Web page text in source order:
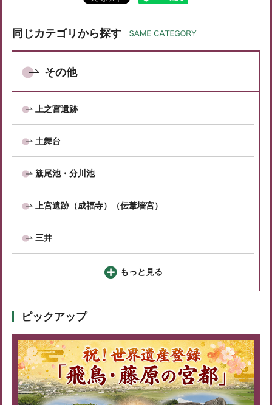
同じカテゴリから探す
その他
上之宮遺跡
土舞台
簱尾池・分川池
上宮遺跡（成福寺）（伝葦墻宮）
三井
もっと見る
ピックアップ